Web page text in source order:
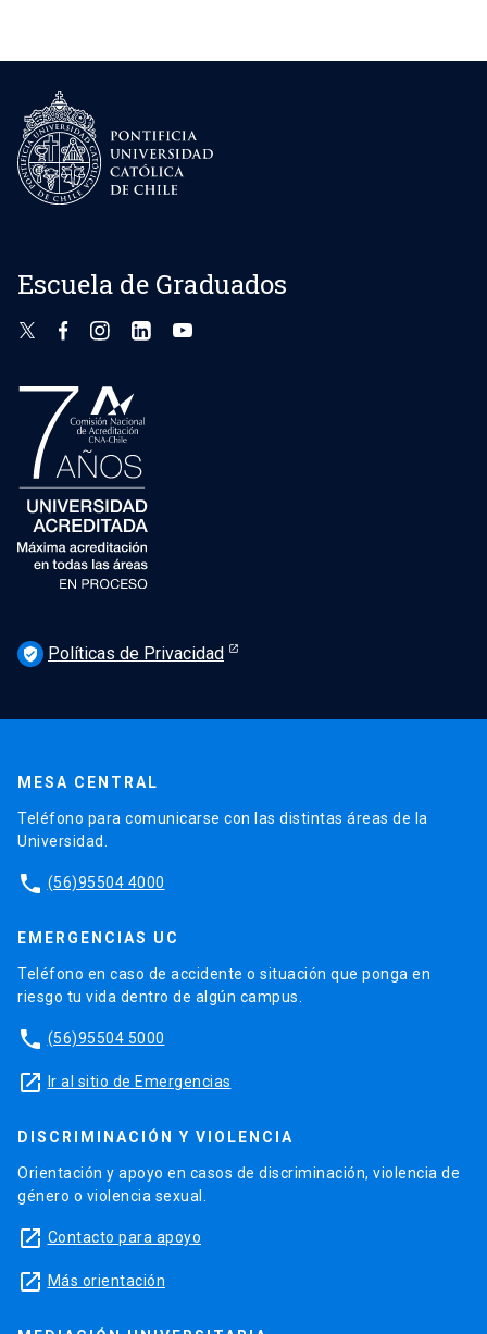
Escuela de Graduados
verified_user Políticas de Privacidad
MESA CENTRAL
Teléfono para comunicarse con las distintas áreas de la
Universidad.
phone (56)95504 4000
EMERGENCIAS UC
Teléfono en caso de accidente o situación que ponga en
riesgo tu vida dentro de algún campus.
phone (56)95504 5000
launch Ir al sitio de Emergencias
DISCRIMINACIÓN Y VIOLENCIA
Orientación y apoyo en casos de discriminación, violencia de
género o violencia sexual.
launch Contacto para apoyo
launch Más orientación